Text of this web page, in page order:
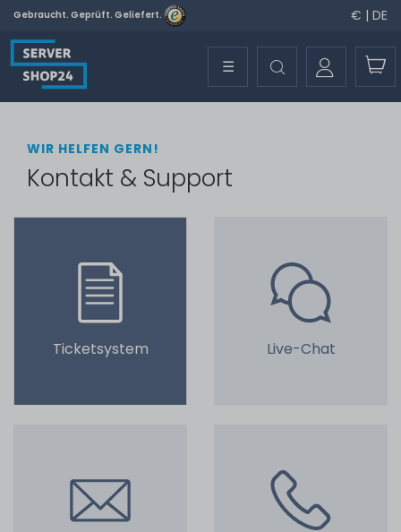
Gebraucht. Geprüft. Geliefert. € | DE
☰
WIR HELFEN GERN!
Kontakt & Support
Ticketsystem Live-Chat